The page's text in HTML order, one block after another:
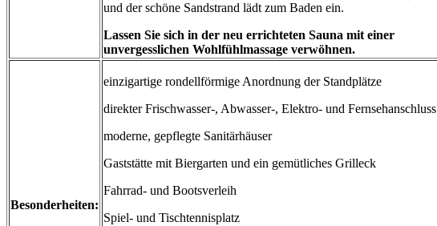
und der schöne Sandstrand lädt zum Baden ein.
Lassen Sie sich in der neu errichteten Sauna mit einer
unvergesslichen Wohlfühlmassage verwöhnen.
Besonderheiten:
einzigartige rondellförmige Anordnung der Standplätze
direkter Frischwasser-, Abwasser-, Elektro- und Fernsehanschluss
moderne, gepflegte Sanitärhäuser
Gaststätte mit Biergarten und ein gemütliches Grilleck
Fahrrad- und Bootsverleih
Spiel- und Tischtennisplatz